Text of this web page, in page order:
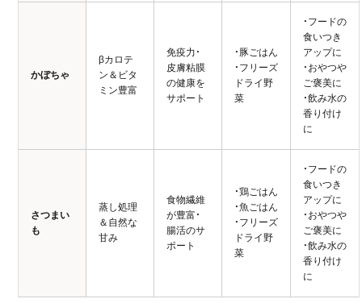
かぼちゃ
βカロテ
ン＆ビタ
ミン豊富
免疫力・
皮膚粘膜
の健康を
サポート
・ 豚ごはん
・ フリーズ
ドライ野
菜
・フードの
食いつき
アップに
・おやつや
ご褒美に
・飲み水の
香り付け
に
さつまい
も
蒸し処理
＆自然な
甘み
食物繊維
が豊富・
腸活のサ
ポート
・鶏ごはん
・魚ごはん
・ フリーズ
ドライ野
菜
・フードの
食いつき
アップに
・おやつや
ご褒美に
・飲み水の
香り付け
に